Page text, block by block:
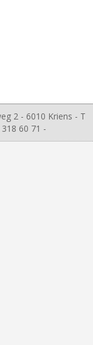
2 - 6010 Kriens - T
60 71 -